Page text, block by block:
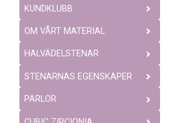
KUNDKLUBB
OM VÅRT MATERIAL
HALVÄDELSTENAR
STENARNAS EGENSKAPER
PÄRLOR